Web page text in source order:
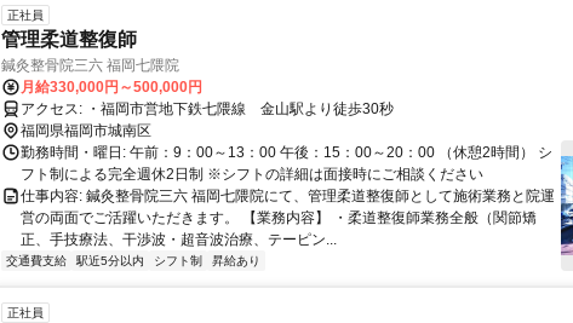
正社員
管理柔道整復師
鍼灸整骨院三六 福岡七隈院
月給330,000円～500,000円
アクセス: ・福岡市営地下鉄七隈線 金山駅より徒歩30秒
福岡県福岡市城南区
勤務時間・曜日: 午前：9：00～13：00 午後：15：00～20：00 （休憩2時間） シ
フト制による完全週休2日制 ※シフトの詳細は面接時にご相談ください
仕事内容: 鍼灸整骨院三六 福岡七隈院にて、管理柔道整復師として施術業務と院運
営の両面でご活躍いただきます。 【業務内容】 ・柔道整復師業務全般（関節矯
正、手技療法、干渉波・超音波治療、テーピン...
交通費支給 駅近5分以内 シフト制 昇給あり
正社員